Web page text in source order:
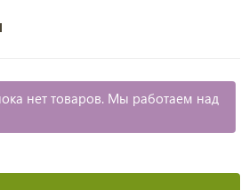
нет товаров. Мы работаем над